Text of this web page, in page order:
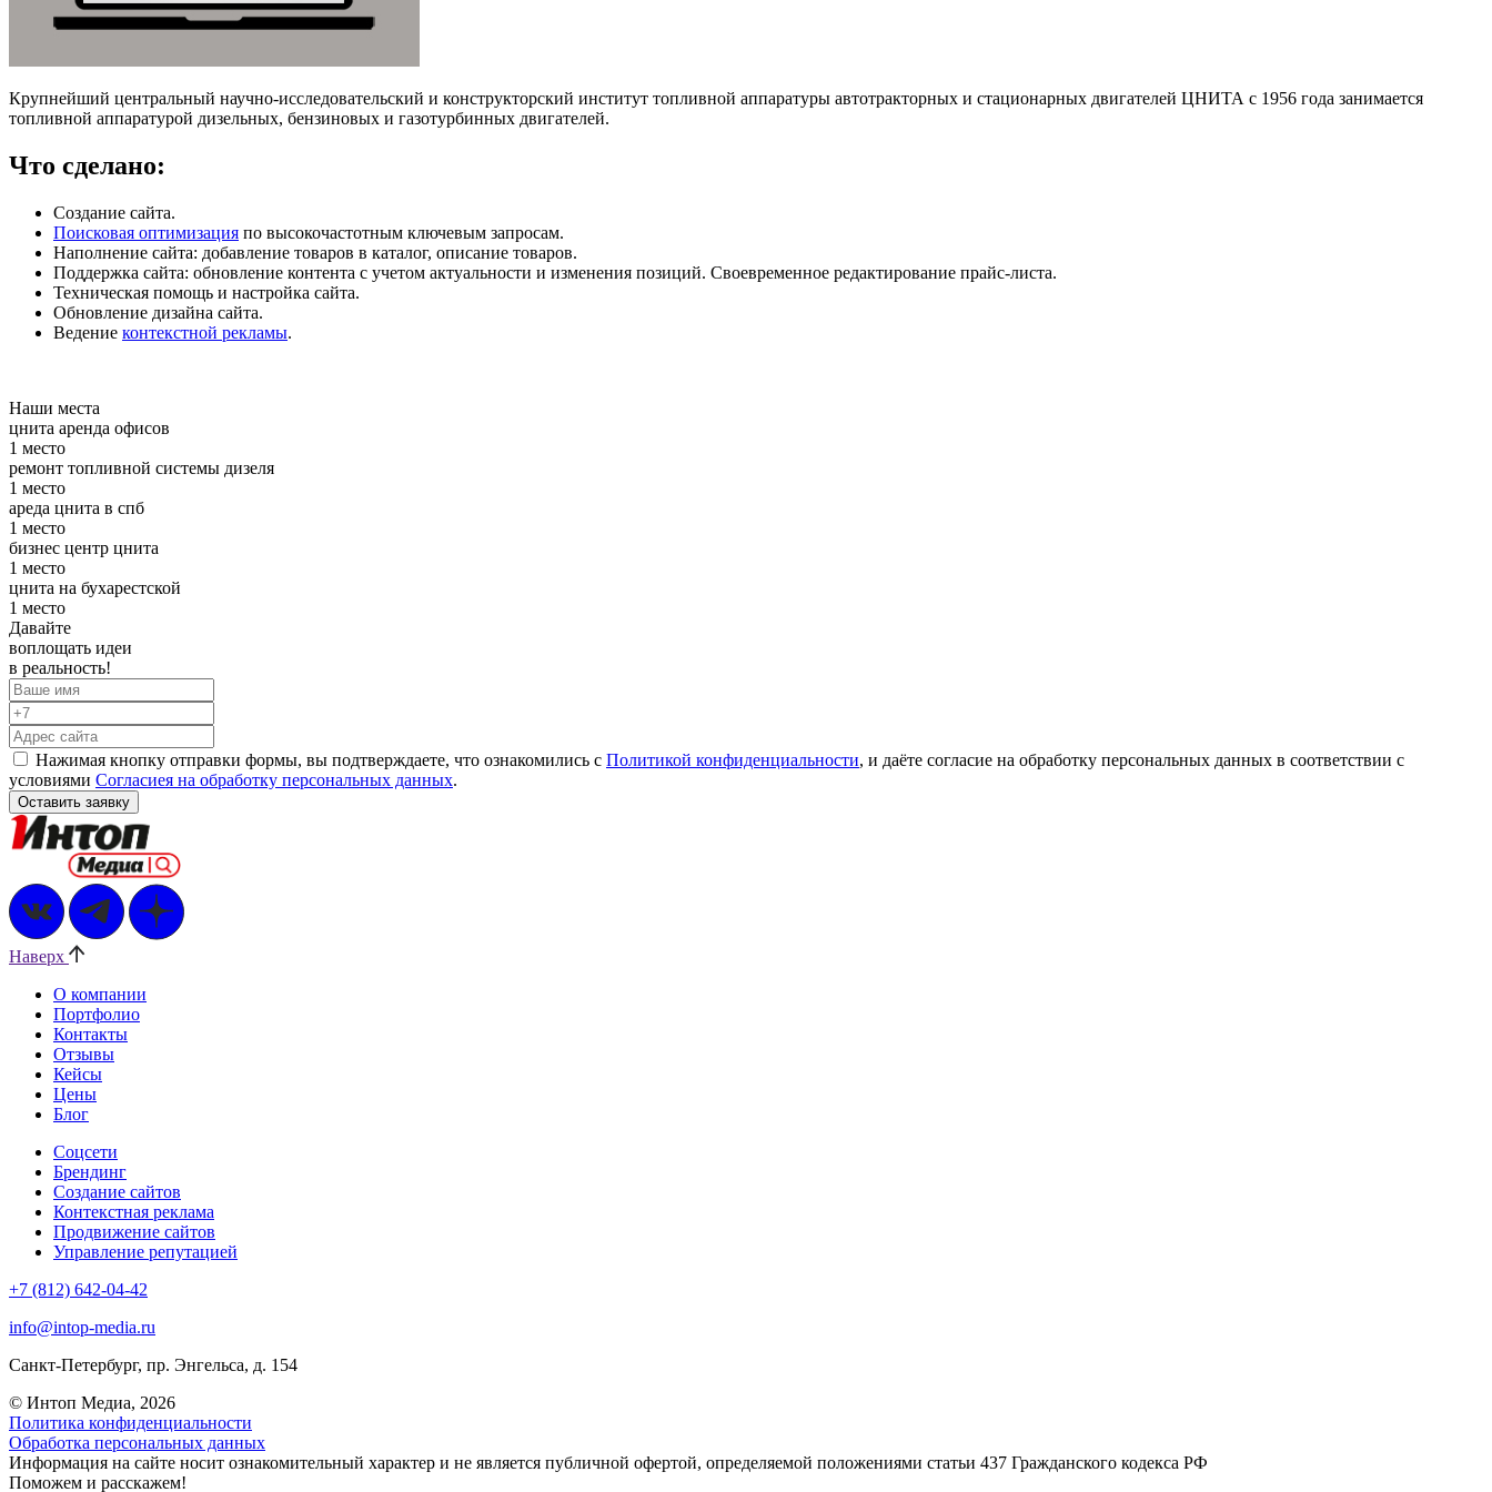
Крупнейший центральный научно-исследовательский и конструкторский институт топливной аппаратуры автотракторных и стационарных двигателей ЦНИТА с 1956 года занимается
топливной аппаратурой дизельных, бензиновых и газотурбинных двигателей.
Что сделано:
Cоздание сайта.
Поисковая оптимизация по высокочастотным ключевым запросам.
Наполнение сайта: добавление товаров в каталог, описание товаров.
Поддержка сайта: обновление контента с учетом актуальности и изменения позиций. Своевременное редактирование прайс-листа.
Техническая помощь и настройка сайта.
Обновление дизайна сайта.
Ведение контекстной рекламы.
Наши места
цнита аренда офисов
1 место
ремонт топливной системы дизеля
1 место
ареда цнита в спб
1 место
бизнес центр цнита
1 место
цнита на бухарестской
1 место
Давайте
воплощать идеи
в реальность!
Нажимая кнопку отправки формы, вы подтверждаете, что ознакомились с Политикой конфиденциальности, и даёте согласие на обработку персональных данных в соответствии с
условиями Согласиея на обработку персональных данных.
Наверх
О компании
Портфолио
Контакты
Отзывы
Кейсы
Цены
Блог
Соцсети
Брендинг
Создание сайтов
Контекстная реклама
Продвижение сайтов
Управление репутацией
+7 (812) 642-04-42
info@intop-media.ru
Санкт-Петербург, пр. Энгельса, д. 154
© Интоп Медиа, 2026
Политика конфиденциальности
Обработка персональных данных
Информация на сайте носит ознакомительный характер и не является публичной офертой, определяемой положениями статьи 437 Гражданского кодекса РФ
Поможем и расскажем!